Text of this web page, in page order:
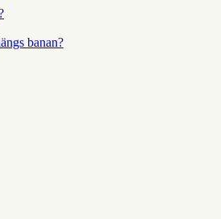
banan?